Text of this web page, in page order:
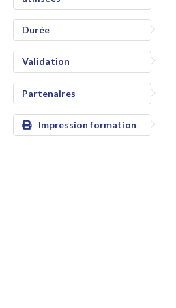
Durée
Validation
Partenaires
Impression formation